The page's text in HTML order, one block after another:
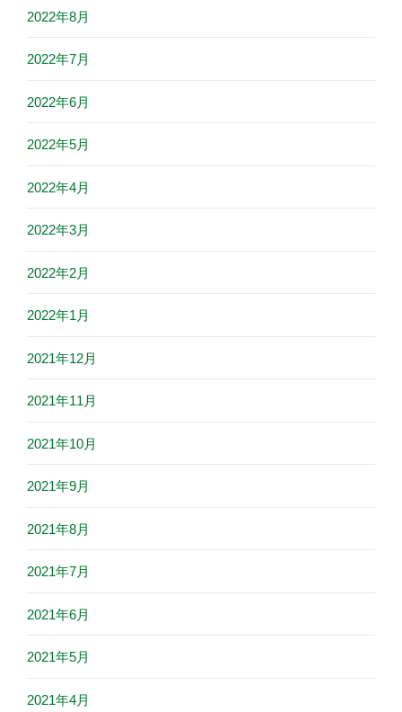
2022年8月
2022年7月
2022年6月
2022年5月
2022年4月
2022年3月
2022年2月
2022年1月
2021年12月
2021年11月
2021年10月
2021年9月
2021年8月
2021年7月
2021年6月
2021年5月
2021年4月